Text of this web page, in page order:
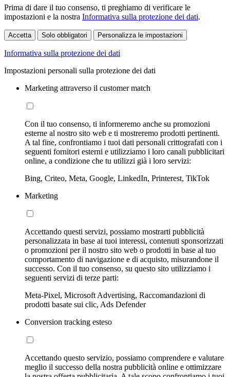
Prima di dare il tuo consenso, ti preghiamo di verificare le
impostazioni e la nostra Informativa sulla protezione dei dati.
Accetta Solo obbligatori Personalizza le impostazioni
Informativa sulla protezione dei dati
Impostazioni personali sulla protezione dei dati
Marketing attraverso il customer match
Con il tuo consenso, ti informeremo anche su promozioni
esterne al nostro sito web e ti mostreremo prodotti pertinenti.
A tal fine, confrontiamo i tuoi dati personali crittografati con i
seguenti fornitori esterni e utilizziamo i loro canali pubblicitari
online, a condizione che tu utilizzi già i loro servizi:
Bing, Criteo, Meta, Google, LinkedIn, Printerest, TikTok
Marketing
Accettando questi servizi, possiamo mostrarti pubblicità
personalizzata in base ai tuoi interessi, contenuti sponsorizzati
o promozioni per il nostro sito web o prodotti in base al tuo
comportamento di navigazione e di acquisto, misurandone il
successo. Con il tuo consenso, su questo sito utilizziamo i
seguenti servizi di terze parti:
Meta-Pixel, Microsoft Advertising, Raccomandazioni di
prodotti basate sui clic, Ads Defender
Conversion tracking esteso
Accettando questo servizio, possiamo comprendere e valutare
meglio il successo della nostra pubblicità online e ottimizzare